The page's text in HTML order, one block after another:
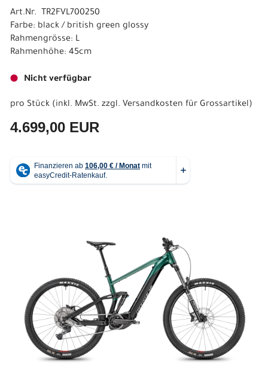
Art.Nr. TR2FVL700250
Farbe: black / british green glossy
Rahmengrösse: L
Rahmenhöhe: 45cm
Nicht verfügbar
pro Stück (inkl. MwSt. zzgl. Versandkosten für Grossartikel)
4.699,00 EUR